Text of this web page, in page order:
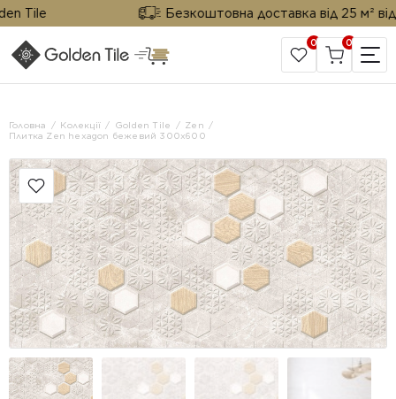
Tile Безкоштовна доставка від 25 м² від
САЙТ КОМПАНІЇ
0 0
Головна Колекції Golden Tile
Zen
Плитка Zen hexagon бежевий 300х600